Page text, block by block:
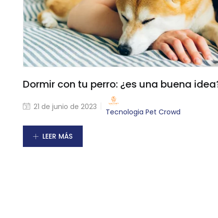
Dormir con tu perro: ¿es una buena
21 de junio de 2023
Tecnologia Pet Crowd
LEER MÁS